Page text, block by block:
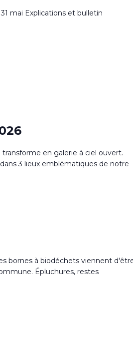
mai Explications et bulletin
transforme en galerie à ciel ouvert.
3 lieux emblématiques de notre
bornes à biodéchets viennent
Épluchures, restes